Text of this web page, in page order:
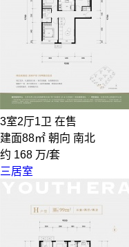
3室2厅1卫 在售
建面88㎡ 朝向 南北
约 168 万/套
三居室